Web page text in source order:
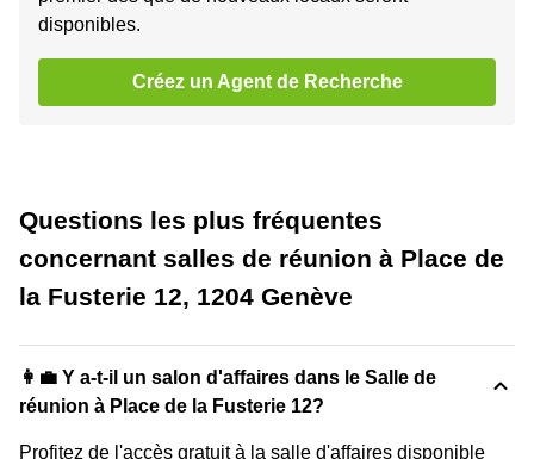
disponibles.
Créez un Agent de Recherche
Questions les plus fréquentes
concernant salles de réunion à Place de
la Fusterie 12, 1204 Genève
👩‍💼 Y a-t-il un salon d'affaires dans le Salle de
réunion à Place de la Fusterie 12?
Profitez de l'accès gratuit à la salle d'affaires disponible